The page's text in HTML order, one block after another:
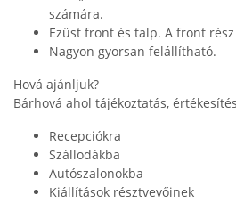
számára.
Ezüst front és talp. A front
Nagyon gyorsan felállítható.
Hová ajánljuk?
Bárhová ahol tájékoztatás,
Recepciókra
Szállodákba
Autószalonokba
Kiállítások résztvevőinek